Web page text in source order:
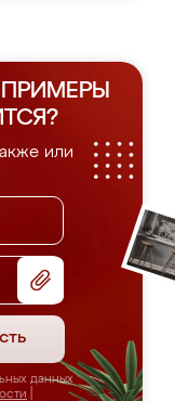
или
данных